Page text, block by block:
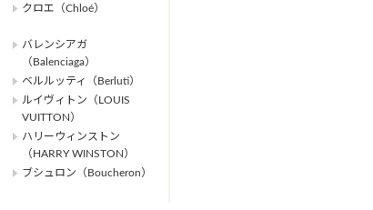
クロエ（Chloé）
バレンシアガ
（Balenciaga）
ベルルッティ（Berluti）
ルイヴィトン（LOUIS
VUITTON）
ハリーウィンストン
（HARRY WINSTON）
ブシュロン（Boucheron）